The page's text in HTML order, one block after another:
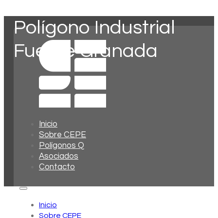
Inicio
Sobre CEPE
Polígonos Q
Asociados
Contacto
Inicio
Sobre CEPE
Polígono Industrial
Fuente Granada